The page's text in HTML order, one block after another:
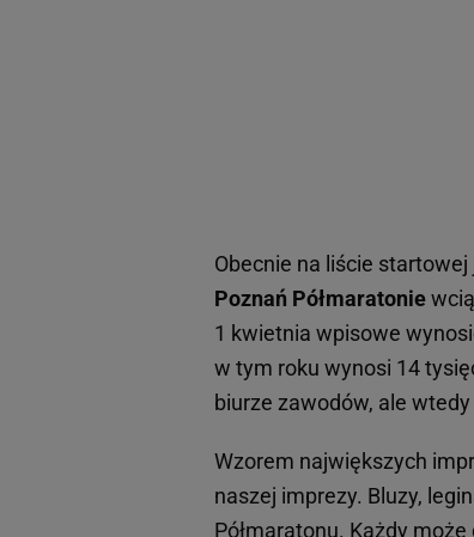
Obecnie na liście startowej
Poznań Półmaratonie
1 kwietnia wpisowe
w tym roku wynosi 14
biurze zawodów, ale wtedy
Wzorem największych
naszej imprezy. Bluzy,
Półmaratonu. Każdy